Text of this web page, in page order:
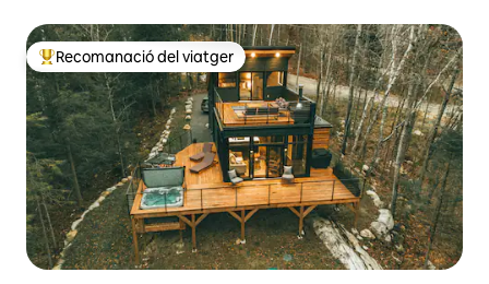
Principals recomanacions dels viatgers
Recomanació del viatger